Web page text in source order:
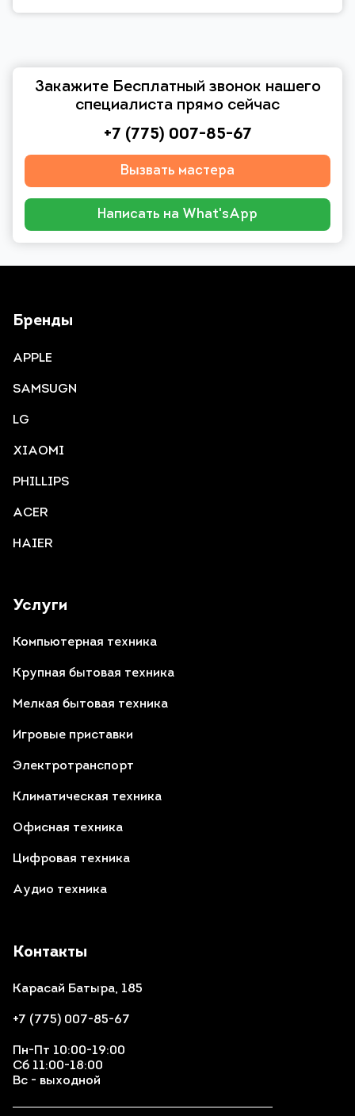
Закажите Бесплатный звонок нашего
специалиста прямо сейчас
+7 (775) 007-85-67
Вызвать мастера
Написать на What'sApp
Контакты
Карасай Батыра, 185
+7 (775) 007-85-67
Пн-Пт 10:00-19:00
Сб 11:00-18:00
Вс - выходной
Услуги
Компьютерная техника
Крупная бытовая техника
Мелкая бытовая техника
Игровые приставки
Электротранспорт
Климатическая техника
Офисная техника
Цифровая техника
Аудио техника
Бренды
APPLE
SAMSUGN
LG
XIAOMI
PHILLIPS
ACER
HAIER